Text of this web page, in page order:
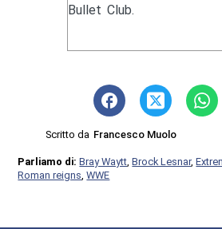
Bullet Club.
Scritto da Francesco Muolo
Parliamo di:Bray Waytt ,Brock Lesnar,
Roman reigns ,WWE